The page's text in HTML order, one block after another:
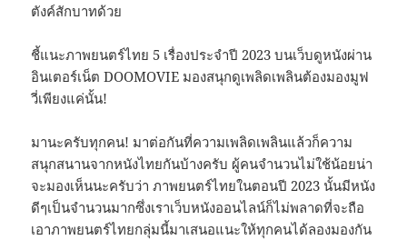
ตังค์สักบาทด้วย
ชี้แนะภาพยนตร์ไทย 5 เรื่องประจำปี 2023 บนเว็บดูหนังผ่าน
อินเตอร์เน็ต DOOMOVIE มองสนุกดูเพลิดเพลินต้องมองมูฟ
วี่เพียงแค่นั้น!
มานะครับทุกคน! มาต่อกันที่ความเพลิดเพลินแล้วก็ความ
สนุกสนานจากหนังไทยกันบ้างครับ ผู้คนจำนวนไม่ใช้น้อยน่า
จะมองเห็นนะครับว่า ภาพยนตร์ไทยในตอนปี 2023 นั้นมีหนัง
ดีๆเป็นจำนวนมากซึ่งเราเว็บหนังออนไลน์ก็ไม่พลาดที่จะถือ
เอาภาพยนตร์ไทยกลุ่มนี้มาเสนอแนะให้ทุกคนได้ลองมองกัน